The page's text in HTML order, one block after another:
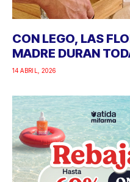
CON LEGO, LAS
MADRE DURAN
14 ABRIL, 2026